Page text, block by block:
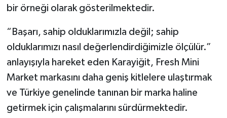
bir örneği olarak gösterilmektedir.
“Başarı, sahip olduklarımızla değil; sahip
olduklarımızı nasıl değerlendirdiğimizle ölçülür.”
anlayışıyla hareket eden Karayiğit, Fresh Mini
Market markasını daha geniş kitlelere ulaştırmak
ve Türkiye genelinde tanınan bir marka haline
getirmek için çalışmalarını sürdürmektedir.